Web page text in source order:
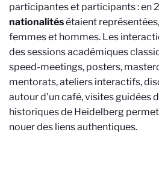
participantes et participants : en
nationalitésétaient
femmes et hommes. Les
des sessions académiques
speed-meetings, posters,
mentorats, ateliers interactifs,
autour d’un café, visites guidées
historiques de Heidelberg
nouer des liens authentiques.